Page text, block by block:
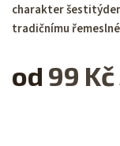
od 99 Kč
charakter
tradičnímu